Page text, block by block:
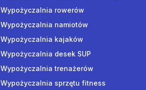
Wypożyczalnia rowerów
Wypożyczalnia namiotów
Wypożyczalnia kajaków
Wypożyczalnia desek SUP
Wypożyczalnia trenażerów
Wypożyczalnia sprzętu fitness